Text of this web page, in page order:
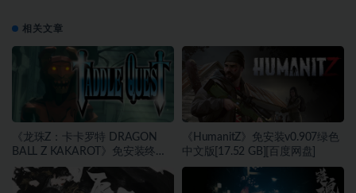
相关文章
《龙珠Z：卡卡罗特 DRAGON
BALL Z KAKAROT》免安装终极
版v2.02绿色中文版[46.97 GB][百
度网盘]
《HumanitZ》免安装v0.907绿色
中文版[17.52 GB][百度网盘]